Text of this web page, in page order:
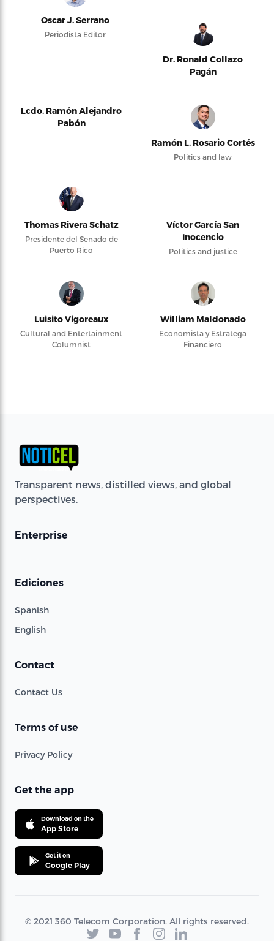
Oscar J. Serrano
Periodista Editor
Dr. Ronald Collazo
Pagán
Lcdo. Ramón Alejandro
Pabón
Ramón L. Rosario Cortés
Politics and law
Thomas Rivera Schatz
Presidente del Senado de
Puerto Rico
Víctor García San
Inocencio
Politics and justice
Luisito Vigoreaux
Cultural and Entertainment
Columnist
William Maldonado
Economista y Estratega
Financiero
Transparent news, distilled views, and global
perspectives.
Enterprise
Ediciones
Spanish
English
Contact
Contact Us
Terms of use
Privacy Policy
Get the app
Download on the
App Store
Get it on
Google Play
© 2021 360 Telecom Corporation. All rights reserved.